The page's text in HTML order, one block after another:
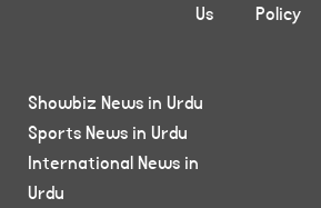
Policy
Us
Showbiz News in Urdu
Sports News in Urdu
International News in
Urdu